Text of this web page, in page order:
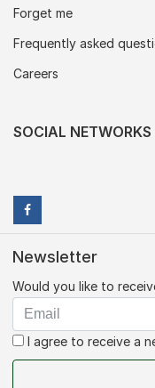
Forget me
Frequently asked
Careers
SOCIAL NETWORKS
Newsletter
Would you like to
I agree to receive a